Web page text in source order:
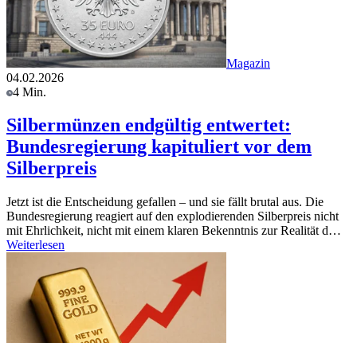
Magazin
04.02.2026
4 Min.
Silbermünzen endgültig entwertet:
Bundesregierung kapituliert vor dem
Silberpreis
Jetzt ist die Entscheidung gefallen – und sie fällt brutal aus. Die
Bundesregierung reagiert auf den explodierenden Silberpreis nicht
mit Ehrlichkeit, nicht mit einem klaren Bekenntnis zur Realität d…
Weiterlesen